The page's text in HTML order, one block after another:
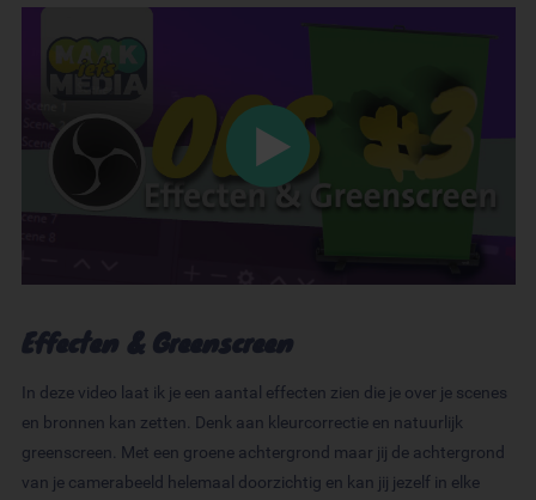
Effecten & Greenscreen
In deze video laat ik je een aantal effecten zien die je over je scenes
en bronnen kan zetten. Denk aan kleurcorrectie en natuurlijk
greenscreen. Met een groene achtergrond maar jij de achtergrond
van je camerabeeld helemaal doorzichtig en kan jij jezelf in elke